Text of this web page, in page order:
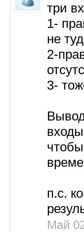
три
1-
не
2-
3-
п.с.
Май